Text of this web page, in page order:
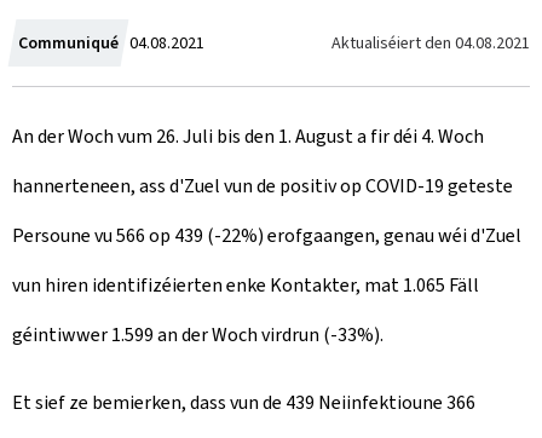
Communiqué C
r
e
a
t
e
d
04.08.2021 Aktualiséiert den 04.08.2021
An der Woch vum 26. Juli bis den 1. August a fir déi 4. Woch
hannerteneen, ass d'Zuel vun de positiv op COVID-19 geteste
Persoune vu 566 op 439 (-22%) erofgaangen, genau wéi d'Zuel
vun hiren identifizéierten enke Kontakter, mat 1.065 Fäll
géintiwwer 1.599 an der Woch virdrun (-33%).
Et sief ze bemierken, dass vun de 439 Neiinfektioune 366